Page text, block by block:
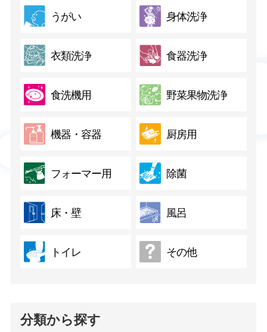
うがい 身体洗浄
衣類洗浄 食器洗浄
食洗機用 野菜果物洗浄
機器・容器 厨房用
フォーマー用 除菌
床・壁 風呂
トイレ その他
分類から探す